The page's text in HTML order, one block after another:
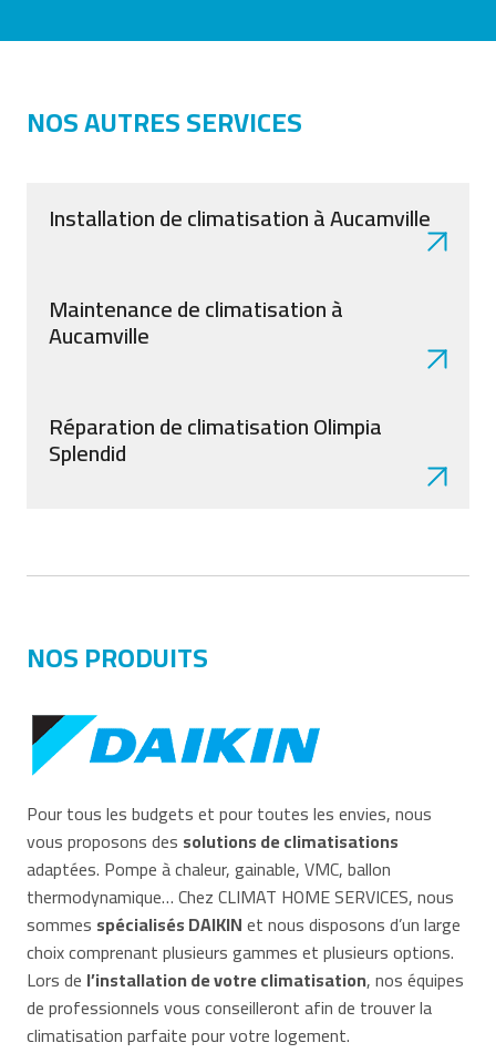
NOS AUTRES SERVICES
Installation de climatisation à Aucamville
Maintenance de climatisation à
Aucamville
Réparation de climatisation Olimpia
Splendid
NOS PRODUITS
Pour tous les budgets et pour toutes les envies, nous
vous proposons des solutions de climatisations
adaptées. Pompe à chaleur, gainable, VMC, ballon
thermodynamique… Chez CLIMAT HOME SERVICES, nous
sommes spécialisés DAIKINet nous disposons d’un large
choix comprenant plusieurs gammes et plusieurs options.
Lors de l’installation de votre climatisation, nos équipes
de professionnels vous conseilleront afin de trouver la
climatisation parfaite pour votre logement.